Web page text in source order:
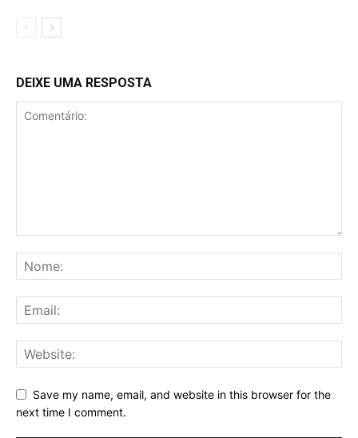
DEIXE UMA RESPOSTA
Save my name, email, and website in this browser for the
next time I comment.